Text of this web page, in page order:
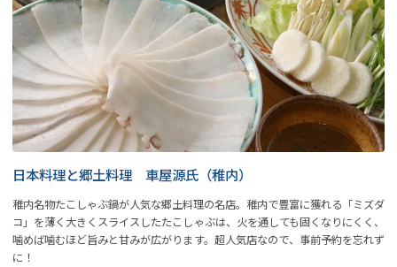
日本料理と郷土料理 車屋源氏（稚内）
稚内名物たこしゃぶ鍋が人気な郷土料理の名店。稚内で豊富に獲れる「ミズダ
コ」を薄く大きくスライスしたたこしゃぶは、火を通しても固くなりにくく、
噛めば噛むほど旨みと甘みが広がります。超人気店なので、事前予約を忘れず
に！